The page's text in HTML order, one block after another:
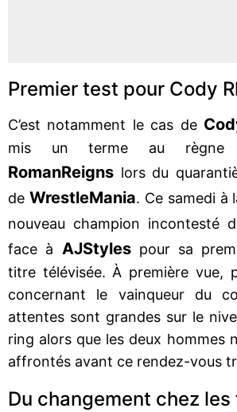
Premier test pour Cody
C’est notamment le cas de
mis un terme au règne
RomanReigns lors du
de WrestleMania. Ce samedi à
nouveau champion incontesté
face à AJStylespour sa
titre télévisée. À première vue,
concernant le vainqueur du
attentes sont grandes sur le
ring alors que les deux hommes
affrontés avant ce rendez-vous
Du changement chez les